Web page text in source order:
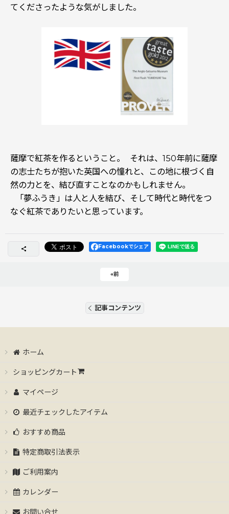
てくださったような気がしました。
――薩摩で紅茶を作るということ。 それは、150年前に薩摩
の志士たちが抱いた英国への憧れと、この地に根づく自
然の力とを、結び直すことなのかもしれません。
「夢ふうき」は人と人を結び、そして時代と時代をつ
なぐ紅茶でありたいと思っています。
Facebookでシェア
«前
記事コンテンツ
ホーム
ショッピングカート
マイページ
最近チェックしたアイテム
おすすめ商品
特定商取引法表示
ご利用案内
カレンダー
お問い合せ